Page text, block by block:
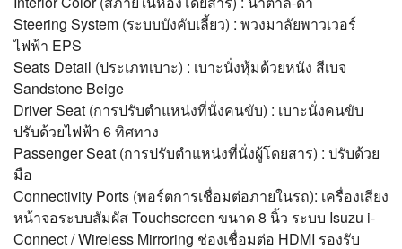
Steering System (ระบบบังคับเลี้ยว) : พวงมาลัยพาวเวอร์
ไฟฟ้า EPS
Seats Detail (ประเภทเบาะ) : เบาะนั่งหุ้มด้วยหนัง สีเบจ
Sandstone Beige
Driver Seat (การปรับตำแหน่งที่นั่งคนขับ) : เบาะนั่งคนขับ
ปรับด้วยไฟฟ้า 6 ทิศทาง
Passenger Seat (การปรับตำแหน่งที่นั่งผู้โดยสาร) : ปรับด้วย
มือ
Connectivity Ports (พอร์ตการเชื่อมต่อภายในรถ): เครื่องเสียง
หน้าจอระบบสัมผัส Touchscreen ขนาด 8 นิ้ว ระบบ Isuzu i-
Connect / Wireless Mirroring ช่องเชื่อมต่อ HDMI รองรับ